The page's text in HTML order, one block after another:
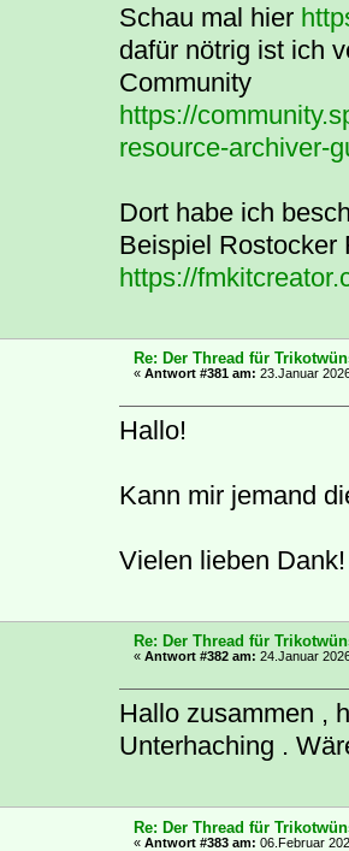
Schau mal hier
dafür nötrig ist ich
Community
https://
resource-archiver-
Dort habe ich
Beispiel Rostocker
https://
Re: Der Thread für
«Antwort #381 am: 23.Januar
Hallo!
Kann mir jemand
Vielen lieben Dank!
Re: Der Thread für
«Antwort #382 am: 24.Januar
Hallo zusammen ,
Unterhaching .
Re: Der Thread für
«Antwort #383 am: 06.Februar